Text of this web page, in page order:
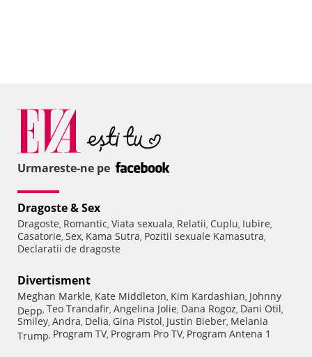
Urmareste-ne pe
Dragoste & Sex
Dragoste, Romantic, Viata sexuala, Relatii, Cuplu, Iubire,
Casatorie, Sex, Kama Sutra, Pozitii sexuale Kamasutra,
Declaratii de dragoste
Divertisment
Meghan Markle, Kate Middleton, Kim Kardashian, Johnny
Depp, Teo Trandafir, Angelina Jolie, Dana Rogoz, Dani Otil,
Smiley, Andra, Delia, Gina Pistol, Justin Bieber, Melania
Trump, Program TV, Program Pro TV, Program Antena 1